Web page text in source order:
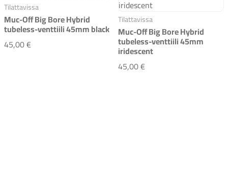
Tilattavissa
Muc-Off Big Bore Hybrid
tubeless-venttiili 45mm black
45,00 €Muc-Off Big Bore Hybrid tubeless-venttiili 45mm black
Tilattavissa
Muc-Off Big Bore Hybrid
tubeless-venttiili 45mm
iridescent
45,00 €Muc-Off Big Bore